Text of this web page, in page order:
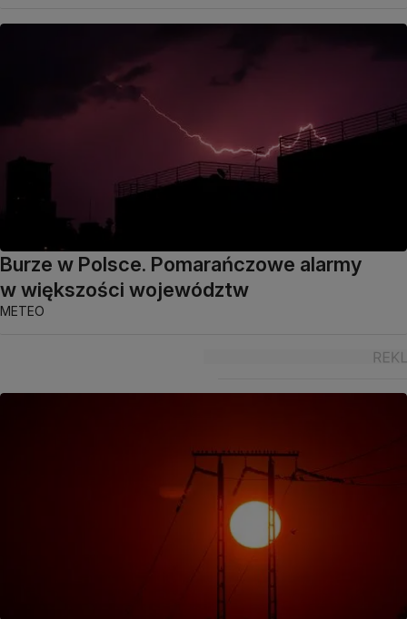
Burze w Polsce. Pomarańczowe alarmy
w większości województw
METEO